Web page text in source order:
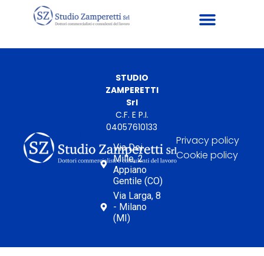
STUDIO
ZAMPERETTI
Srl
C.F. E P.I.
04057610133
Via Dei
Mille, 2
Appiano
Gentile (CO)
Via Larga, 8
- Milano
(MI)
Privacy policy
Cookie policy